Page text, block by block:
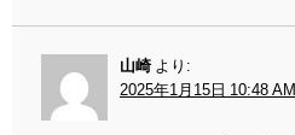
山崎
より:
2025年1月15日 10:48 AM